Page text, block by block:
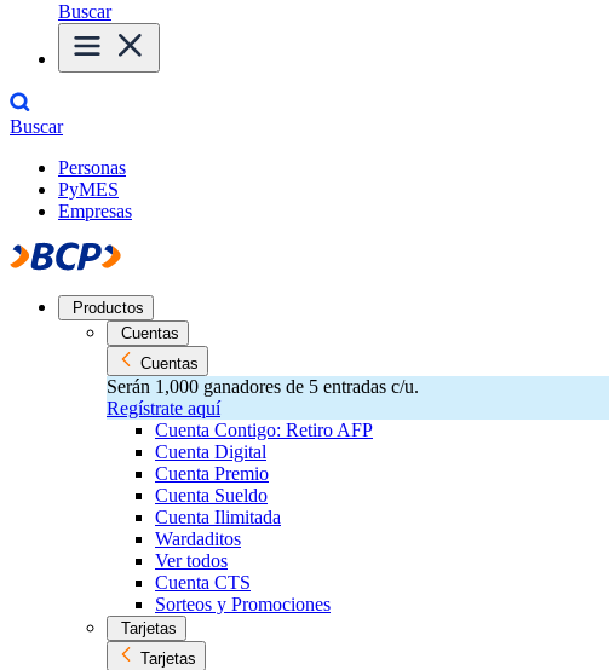
Buscar
Buscar
Personas
PyMES
Empresas
Productos
Cuentas
Cuentas
Serán 1,000 ganadores de 5 entradas c/u.
Regístrate aquí
Cuenta Contigo: Retiro AFP
Cuenta Digital
Cuenta Premio
Cuenta Sueldo
Cuenta Ilimitada
Wardaditos
Ver todos
Cuenta CTS
Sorteos y Promociones
Tarjetas
Tarjetas